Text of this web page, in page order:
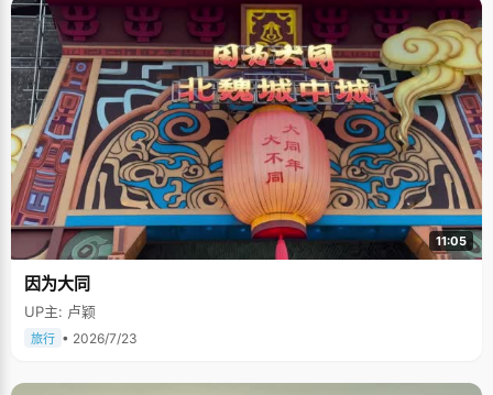
11:05
因为大同
UP主: 卢颖
旅行 • 2026/7/23